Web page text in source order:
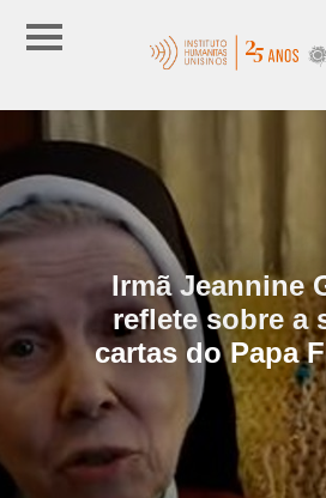
Irmã Jeannine
reflete sobre a
cartas do Papa